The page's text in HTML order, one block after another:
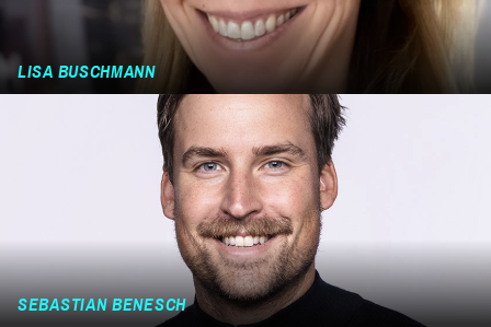
LISA BUSCHMANN
SEBASTIAN BENESCH